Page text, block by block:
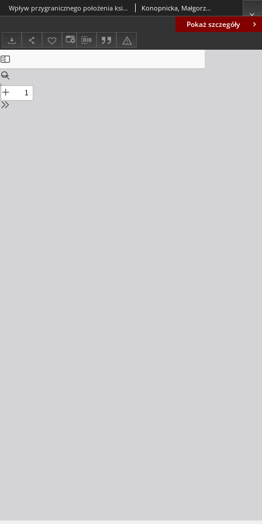
Pokaż szczegóły
Wpływ przygranicznego położenia księstwa głogowskiego na stosunki wyznaniowe w okresie wczesnonowożytnym (XVI-XVIII w.) Konopnicka, Małgorzata